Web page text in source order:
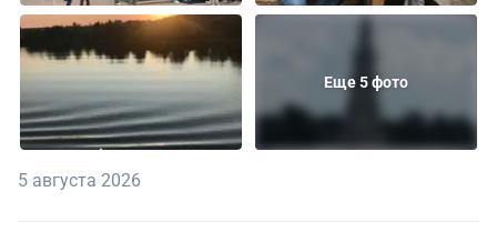
Еще 5 фото
5 августа 2026